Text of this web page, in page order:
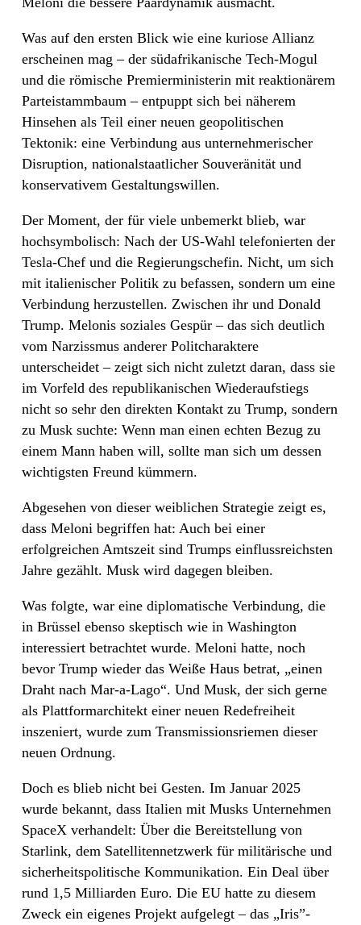
Was auf den ersten Blick wie eine kuriose Allianz
erscheinen mag – der südafrikanische Tech-Mogul
und die römische Premierministerin mit reaktionärem
Parteistammbaum – entpuppt sich bei näherem
Hinsehen als Teil einer neuen geopolitischen
Tektonik: eine Verbindung aus unternehmerischer
Disruption, nationalstaatlicher Souveränität und
konservativem Gestaltungswillen.
Der Moment, der für viele unbemerkt blieb, war
hochsymbolisch: Nach der US-Wahl telefonierten der
Tesla-Chef und die Regierungschefin. Nicht, um sich
mit italienischer Politik zu befassen, sondern um eine
Verbindung herzustellen. Zwischen ihr und Donald
Trump. Melonis soziales Gespür – das sich deutlich
vom Narzissmus anderer Politcharaktere
unterscheidet – zeigt sich nicht zuletzt daran, dass sie
im Vorfeld des republikanischen Wiederaufstiegs
nicht so sehr den direkten Kontakt zu Trump, sondern
zu Musk suchte: Wenn man einen echten Bezug zu
einem Mann haben will, sollte man sich um dessen
wichtigsten Freund kümmern.
Abgesehen von dieser weiblichen Strategie zeigt es,
dass Meloni begriffen hat: Auch bei einer
erfolgreichen Amtszeit sind Trumps einflussreichsten
Jahre gezählt. Musk wird dagegen bleiben.
Was folgte, war eine diplomatische Verbindung, die
in Brüssel ebenso skeptisch wie in Washington
interessiert betrachtet wurde. Meloni hatte, noch
bevor Trump wieder das Weiße Haus betrat, „einen
Draht nach Mar-a-Lago“. Und Musk, der sich gerne
als Plattformarchitekt einer neuen Redefreiheit
inszeniert, wurde zum Transmissionsriemen dieser
neuen Ordnung.
Doch es blieb nicht bei Gesten. Im Januar 2025
wurde bekannt, dass Italien mit Musks Unternehmen
SpaceX verhandelt: Über die Bereitstellung von
Starlink, dem Satellitennetzwerk für militärische und
sicherheitspolitische Kommunikation. Ein Deal über
rund 1,5 Milliarden Euro. Die EU hatte zu diesem
Zweck ein eigenes Projekt aufgelegt – das „Iris”-